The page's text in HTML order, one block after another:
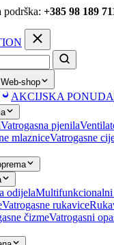
podrška: +385 98 189
Web-shop
AKCIJSKA PONUDA
Vatrogasna pjenila
mlazniceVatrogasne
odijelaMultifunkcionalni
Vatrogasne rukavice
čizmeVatrogasni